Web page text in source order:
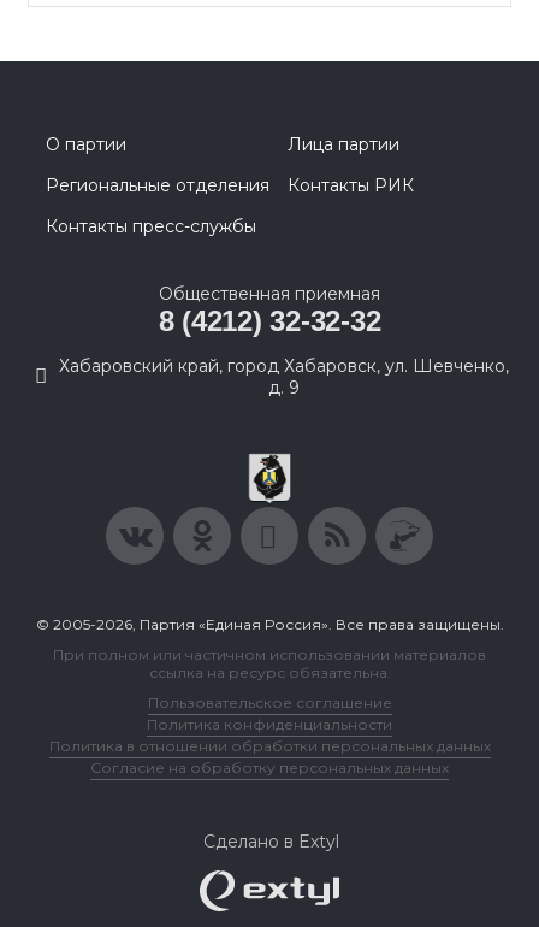
О партии
Лица партии
Региональные отделения
Контакты РИК
Контакты пресс-службы
Общественная приемная
8 (4212) 32-32-32
Хабаровский край, город Хабаровск, ул. Шевченко,
д. 9
© 2005-2026, Партия «Единая Россия». Все права защищены.
При полном или частичном использовании материалов
ссылка на ресурс обязательна.
Пользовательское соглашение
Политика конфиденциальности
Политика в отношении обработки персональных данных
Согласие на обработку персональных данных
Сделано в Extyl